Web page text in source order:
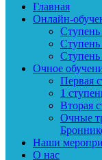
Главная
Онлайн-
Ступень
Очное
Первая
1
Вторая
Очные
Наши
О нас